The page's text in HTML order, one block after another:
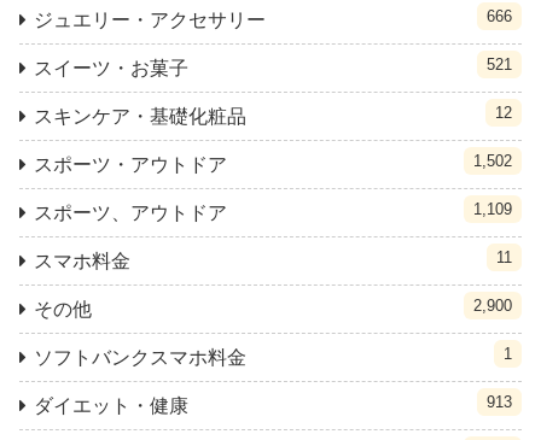
ジュエリー・アクセサリー 666
スイーツ・お菓子 521
スキンケア・基礎化粧品 12
スポーツ・アウトドア 1,502
スポーツ、アウトドア 1,109
スマホ料金 11
その他 2,900
ソフトバンクスマホ料金 1
ダイエット・健康 913